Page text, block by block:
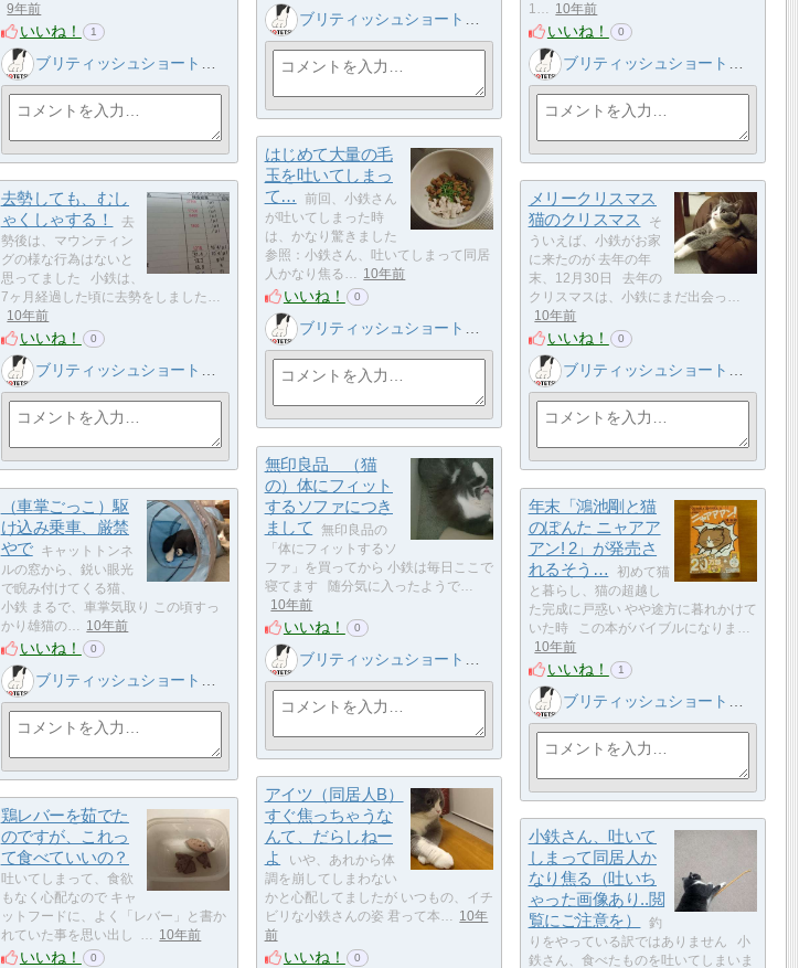
9年前
いいね！ 1
ブリティッシュショートヘア 小鉄
ブリティッシュショートヘア 小鉄
1…
10年前
いいね！ 0
ブリティッシュショートヘア 小鉄
はじめて大量の毛
玉を吐いてしまっ
て…
前回、小鉄さん
が吐いてしまった時
は、かなり驚きました
参照：小鉄さん、吐いてしまって同居
人かなり焦る…
10年前
いいね！ 0
ブリティッシュショートヘア 小鉄
去勢しても、むし
ゃくしゃする！
去
勢後は、マウンティン
グの様な行為はないと
思ってました 小鉄は、
7ヶ月経過した頃に去勢をしました…
10年前
いいね！ 0
ブリティッシュショートヘア 小鉄
メリークリスマス
猫のクリスマス
そ
ういえば、小鉄がお家
に来たのが 去年の年
末、12月30日 去年の
クリスマスは、小鉄にまだ出会っ…
10年前
いいね！ 0
ブリティッシュショートヘア 小鉄
無印良品 （猫
の）体にフィット
するソファにつき
まして
無印良品の
「体にフィットするソ
ファ」を買ってから 小鉄は毎日ここで
寝てます 随分気に入ったようで…
10年前
いいね！ 0
ブリティッシュショートヘア 小鉄
（車掌ごっこ）駆
け込み乗車、厳禁
やで
キャットトンネ
ルの窓から、鋭い眼光
で睨み付けてくる猫、
小鉄 まるで、車掌気取り この頃すっ
かり雄猫の…
10年前
いいね！ 0
ブリティッシュショートヘア 小鉄
年末「鴻池剛と猫
のぽんた ニャアア
アン! 2」が発売さ
れるそう…
初めて猫
と暮らし、猫の超越し
た完成に戸惑い やや途方に暮れかけて
いた時 この本がバイブルになりま…
10年前
いいね！ 1
ブリティッシュショートヘア 小鉄
アイツ（同居人B）
すぐ焦っちゃうな
んて、だらしねー
よ
いや、あれから体
調を崩してしまわない
かと心配してましたが いつもの、イチ
ビリな小鉄さんの姿 君って本…
10年
前
いいね！ 0
鶏レバーを茹でた
のですが、これっ
て食べていいの？
吐いてしまって、食欲
もなく心配なので キャ
ットフードに、よく「レバー」と書か
れていた事を思い出し …
10年前
いいね！ 0
小鉄さん、吐いて
しまって同居人か
なり焦る（吐いち
ゃった画像あり..閲
覧にご注意を）
釣
りをやっている訳ではありません 小
鉄さん、食べたものを吐いてしまいま